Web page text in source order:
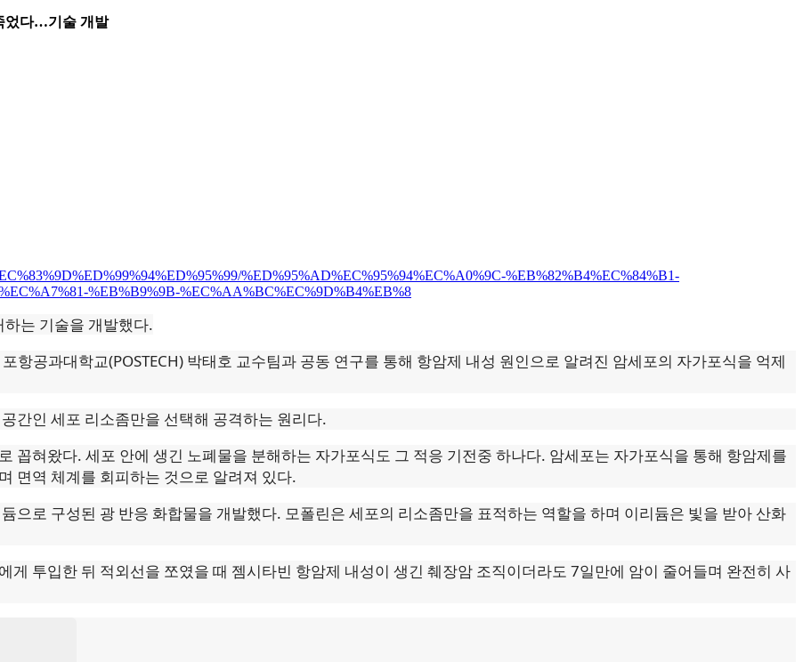
었다…기술 개발
%ED%95%AD%EC%95%94%EC%A0%9C-%EB%82%B4%EC%84%B1-
%EB%B9%9B-%EC%AA%BC%EC%9D%B4%EB%8
는 기술을 개발했다.
항공과대학교(POSTECH) 박태호 교수팀과 공동 연구를 통해 항암제 내성 원인으로 알려진 암세포의 자가포식을 억제
간인 세포 리소좀만을 선택해 공격하는 원리다.
꼽혀왔다. 세포 안에 생긴 노폐물을 분해하는 자가포식도 그 적응 기전중 하나다. 암세포는 자가포식을 통해 항암제를
면역 체계를 회피하는 것으로 알려져 있다.
으로 구성된 광 반응 화합물을 개발했다. 모폴린은 세포의 리소좀만을 표적하는 역할을 하며 이리듐은 빛을 받아 산화
투입한 뒤 적외선을 쪼였을 때 젬시타빈 항암제 내성이 생긴 췌장암 조직이더라도 7일만에 암이 줄어들며 완전히 사